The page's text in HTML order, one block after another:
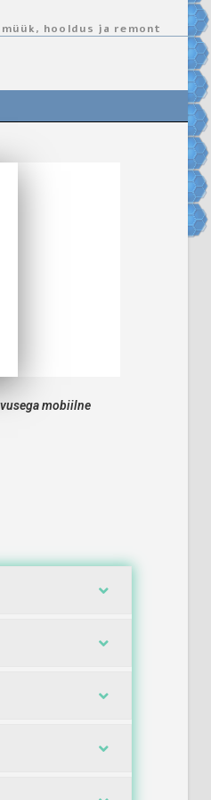
hooldus ja remont
mobiilne